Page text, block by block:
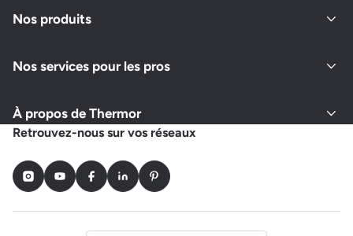
Nos produits
Nos services pour les pros
À propos de Thermor
Retrouvez-nous sur vos réseaux
InstagramYoutubeFacebookLinkedInPinterest